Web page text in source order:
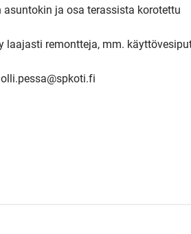
ja osa terassista korotettu
remontteja, mm.